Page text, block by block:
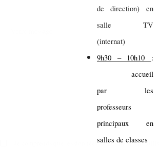
de direction) en
salle TV
(internat)
9h30 – 10h10 :
accueil
par les
professeurs
principaux en
salles de classes
Je comprends que les données saisies ne seront